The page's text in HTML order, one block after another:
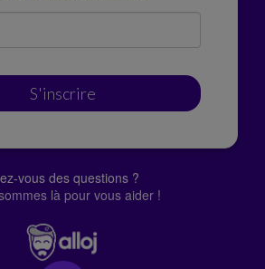
S'inscrire
vous des questions ?
là pour vous aider !